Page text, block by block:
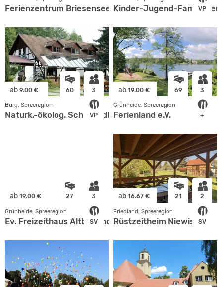
Ferienzentrum Briesensee VP
Kinder-Jugend-
ab 9.00 € 60 3
VP
Burg, Spreeregion
Naturk.-ökolog. Schullandheim
ab 19.00 € 69 3
+
Grünheide, Spreeregion
Ferienland e.V.
ab 19.00 € 27 3
SV
Grünheide, Spreeregion
Ev. Freizeithaus Altbuchhorst
ab 16.67 € 21 2
SV
Friedland, Spreeregion
Rüstzeitheim Niewisch